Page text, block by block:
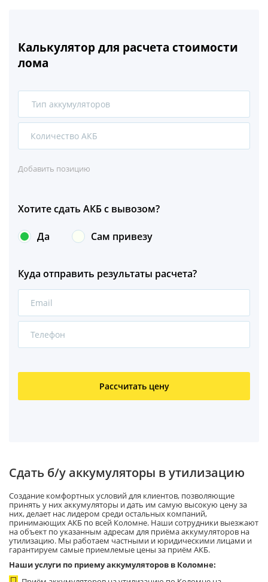
Калькулятор для расчета стоимости
лома
Тип аккумуляторов
1
Добавить позицию
Хотите сдать АКБ с вывозом?
Да Сам привезу
Куда отправить результаты расчета?
Рассчитать цену
Сдать б/у аккумуляторы в утилизацию
Создание комфортных условий для клиентов, позволяющие
принять у них аккумуляторы и дать им самую высокую цену за
них, делает нас лидером среди остальных компаний,
принимающих АКБ по всей Коломне. Наши сотрудники выезжают
на объект по указанным адресам для приёма аккумуляторов на
утилизацию. Мы работаем частными и юридическими лицами и
гарантируем самые приемлемые цены за приём АКБ.
Наши услуги по приему аккумуляторов в Коломне: